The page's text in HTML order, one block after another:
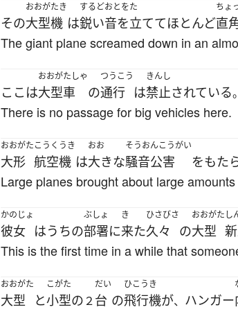
その
おおがたき
大型機 は
するど
鋭い
おとをた
音を立ててほとんど
ちょ
直
The giant plane screamed down in an
ここ は
おおがたしゃ
大型車 の
つうこう
通行 は
きんし
禁止されている。
There is no passage for big vehicles here.
おおがた
大形
こうくうき
航空機 は
おお
大きな
そうおんこうがい
騒音公害 をもた
Large planes brought about large
かのじょ
彼女 はうちの
ぶしょ
部署に
き
来た
ひさびさ
久々 の
おおがた
大型
し
This is the first time in a while that
おおがた
大型 と
こがた
小型の２
だい
台 の
ひこうき
飛行機が、 ハンガー